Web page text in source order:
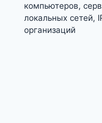
компьютеров,
локальных сетей,
организаций